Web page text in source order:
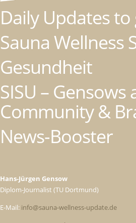
Daily Updates to
Sauna Wellness
Gesundheit
SISU –
Community &
News-Booster
Hans-Jürgen Gensow
Diplom-Journalist (TU Dortmund)
E-Mail: info@sauna-wellness-update.de